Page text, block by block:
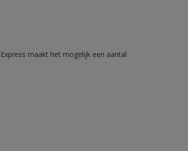
maakt het mogelijk een aantal